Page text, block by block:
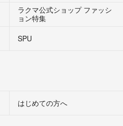
ラクマ公式ショップ ファッシ
ョン特集
SPU
はじめての方へ